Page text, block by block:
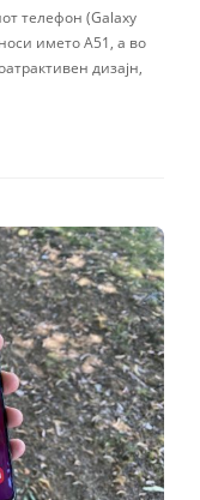
телефон (Galaxy
името A51, а во
дизајн,